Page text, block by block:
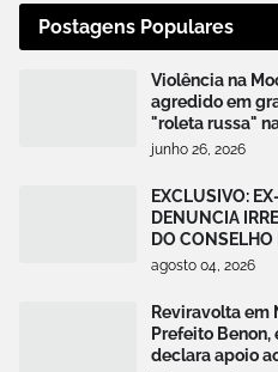
Postagens Populares
Violência na
agredido em
"roleta russa"
junho 26, 2026
EXCLUSIVO:
DENUNCIA
DO
agosto 04, 2026
Reviravolta em
Prefeito
declara apoio